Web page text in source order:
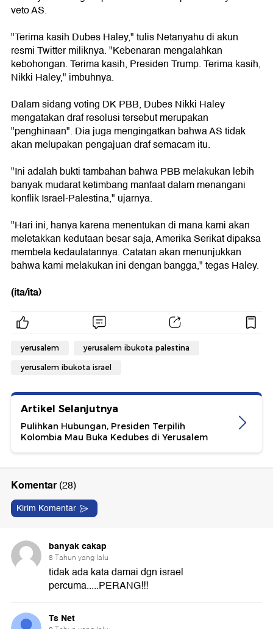
veto AS.
"Terima kasih Dubes Haley," tulis Netanyahu di akun
resmi Twitter miliknya. "Kebenaran mengalahkan
kebohongan. Terima kasih, Presiden Trump. Terima kasih,
Nikki Haley," imbuhnya.
Dalam sidang voting DK PBB, Dubes Nikki Haley
mengatakan draf resolusi tersebut merupakan
"penghinaan". Dia juga mengingatkan bahwa AS tidak
akan melupakan pengajuan draf semacam itu.
"Ini adalah bukti tambahan bahwa PBB melakukan lebih
banyak mudarat ketimbang manfaat dalam menangani
konflik Israel-Palestina," ujarnya.
"Hari ini, hanya karena menentukan di mana kami akan
meletakkan kedutaan besar saja, Amerika Serikat dipaksa
membela kedaulatannya. Catatan akan menunjukkan
bahwa kami melakukan ini dengan bangga," tegas Haley.
(ita/ita)
yerusalem yerusalem ibukota palestina
yerusalem ibukota israel
Artikel Selanjutnya
Pulihkan Hubungan, Presiden Terpilih
Kolombia Mau Buka Kedubes di Yerusalem